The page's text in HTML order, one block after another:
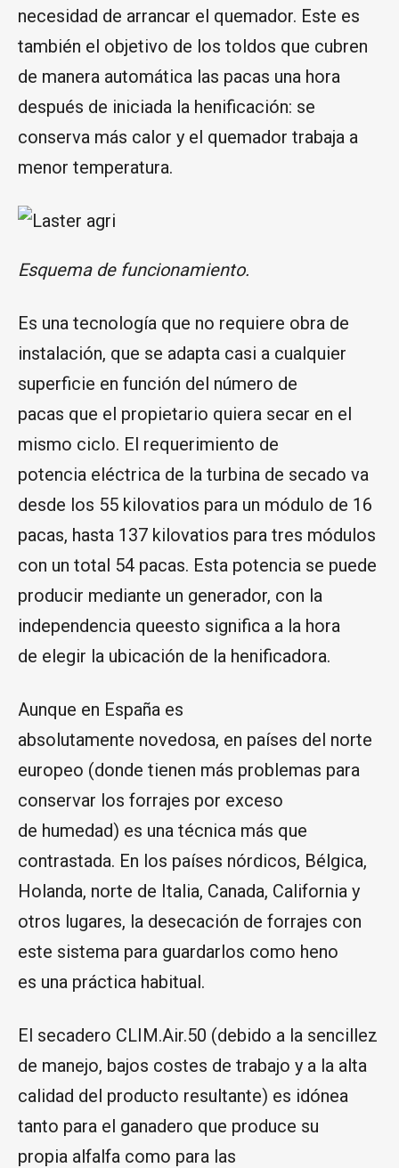
necesidad de arrancar el quemador. Este es
también el objetivo de los toldos que cubren
de manera automática las pacas una hora
después de iniciada la henificación: se
conserva más calor y el quemador trabaja a
menor temperatura.
Esquema de funcionamiento.
Es una tecnología que no requiere obra de
instalación, que se adapta casi a cualquier
superficie en función del número de
pacas que el propietario quiera secar en el
mismo ciclo. El requerimiento de
potencia eléctrica de la turbina de secado va
desde los 55 kilovatios para un módulo de 16
pacas, hasta 137 kilovatios para tres módulos
con un total 54 pacas. Esta potencia se puede
producir mediante un generador, con la
independencia queesto significa a la hora
de elegir la ubicación de la henificadora.
Aunque en España es
absolutamente novedosa, en países del norte
europeo (donde tienen más problemas para
conservar los forrajes por exceso
de humedad) es una técnica más que
contrastada. En los países nórdicos, Bélgica,
Holanda, norte de Italia, Canada, California y
otros lugares, la desecación de forrajes con
este sistema para guardarlos como heno
es una práctica habitual.
El secadero CLIM.Air.50 (debido a la sencillez
de manejo, bajos costes de trabajo y a la alta
calidad del producto resultante) es idónea
tanto para el ganadero que produce su
propia alfalfa como para las